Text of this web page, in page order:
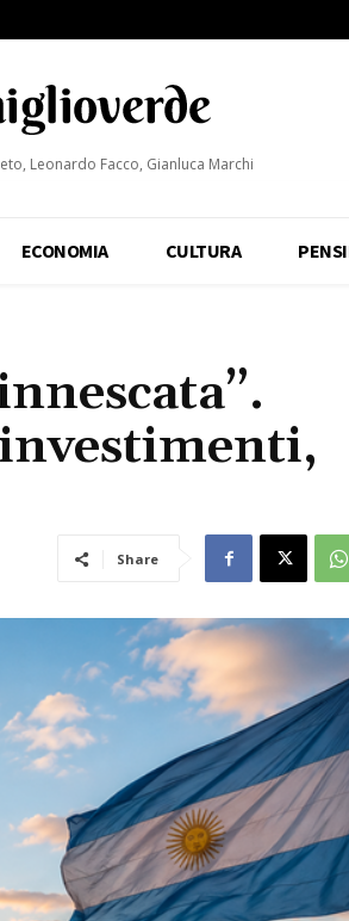
Leonardo Facco, Gianluca Marchi
ECONOMIA CULTURA
Share